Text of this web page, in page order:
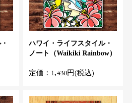
ハワイ・ライフスタイル・
ノート（Waikiki Rainbow）
定価：1,430円(税込)